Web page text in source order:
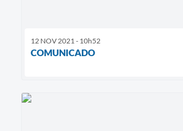
12 NOV 2021 - 10h52
COMUNICADO